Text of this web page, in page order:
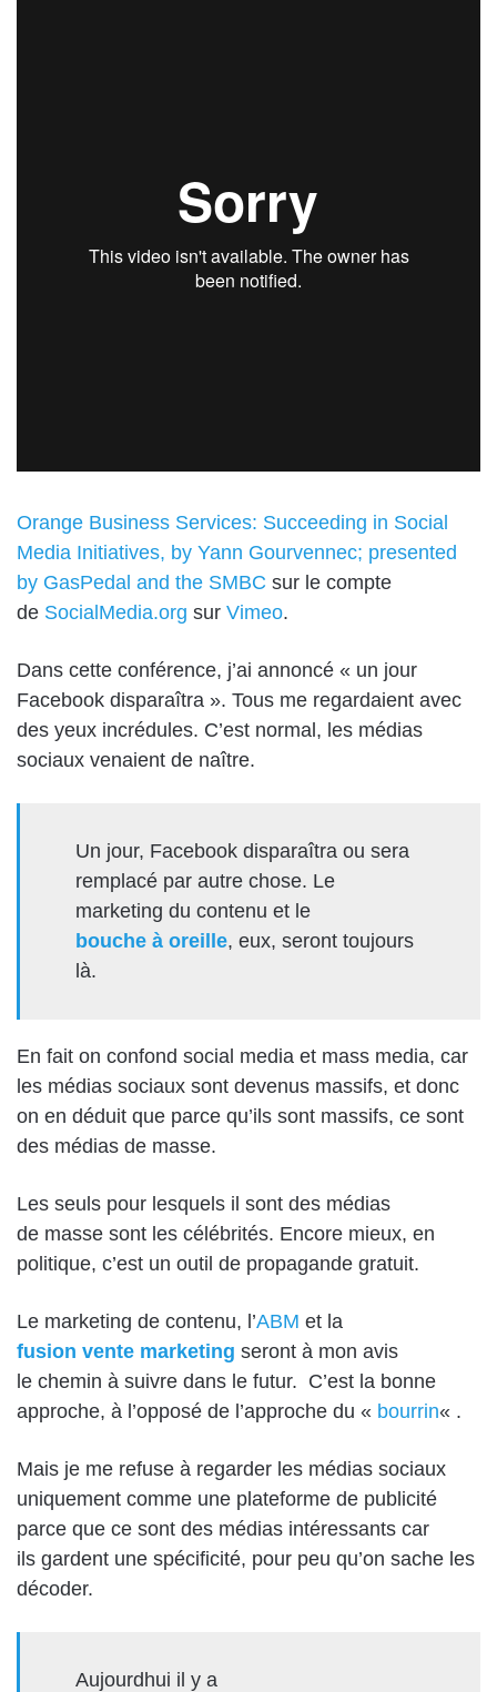
Orange Business Services: Succeeding in Social
Media Initiatives, by Yann Gourvennec; presented
by GasPedal and the SMBC sur le compte
de SocialMedia.org sur Vimeo.
Dans cette conférence, j’ai annoncé « un jour
Facebook disparaîtra ». Tous me regardaient avec
des yeux incrédules. C’est normal, les médias
sociaux venaient de naître.
Un jour, Facebook disparaîtra ou sera
remplacé par autre chose. Le
marketing du contenu et le
bouche à oreille, eux, seront toujours
là.
En fait on confond social media et mass media, car
les médias sociaux sont devenus massifs, et donc
on en déduit que parce qu’ils sont massifs, ce sont
des médias de masse.
Les seuls pour lesquels il sont des médias
de masse sont les célébrités. Encore mieux, en
politique, c’est un outil de propagande gratuit.
Le marketing de contenu, l’ABM et la
fusion vente marketing seront à mon avis
le chemin à suivre dans le futur. C’est la bonne
approche, à l’opposé de l’approche du « bourrin« .
Mais je me refuse à regarder les médias sociaux
uniquement comme une plateforme de publicité
parce que ce sont des médias intéressants car
ils gardent une spécificité, pour peu qu’on sache les
décoder.
Aujourdhui il y a